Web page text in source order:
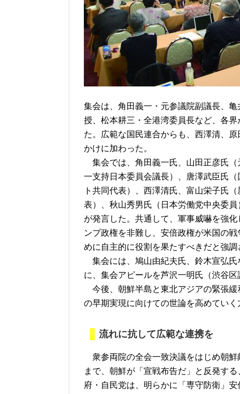
集会は、角田義一・元参議院副議長、
授、松本耕三・全港湾委員長など、各
た。広範な国民連合からも、西澤清、
かけに加わった。
集会では、角田義一氏、山田正彦氏
一支持日本委員会議長）、唐澤武臣氏
ト共同代表）、西澤清氏、富山栄子氏
表）、秋山秀男氏（日本労働党中央委
が発言した。共通して、軍事威嚇を強
ンプ政権を非難し、安倍政権が米国の
めに自主的に役割を果たすべきだと強調
集会には、鳩山由紀夫氏、鈴木宣弘
に、集会アピールを芦沢一明氏（渋谷区
今後、朝鮮半島と東北アジアの緊張
の早期実現に向けての世論を高めていく
流れに抗して広範な連携を
衆参両院の全会一致決議をはじめ朝
まで、朝鮮が「宣戦布告だ」と反発す
府・自民党は、明らかに「専守防衛」